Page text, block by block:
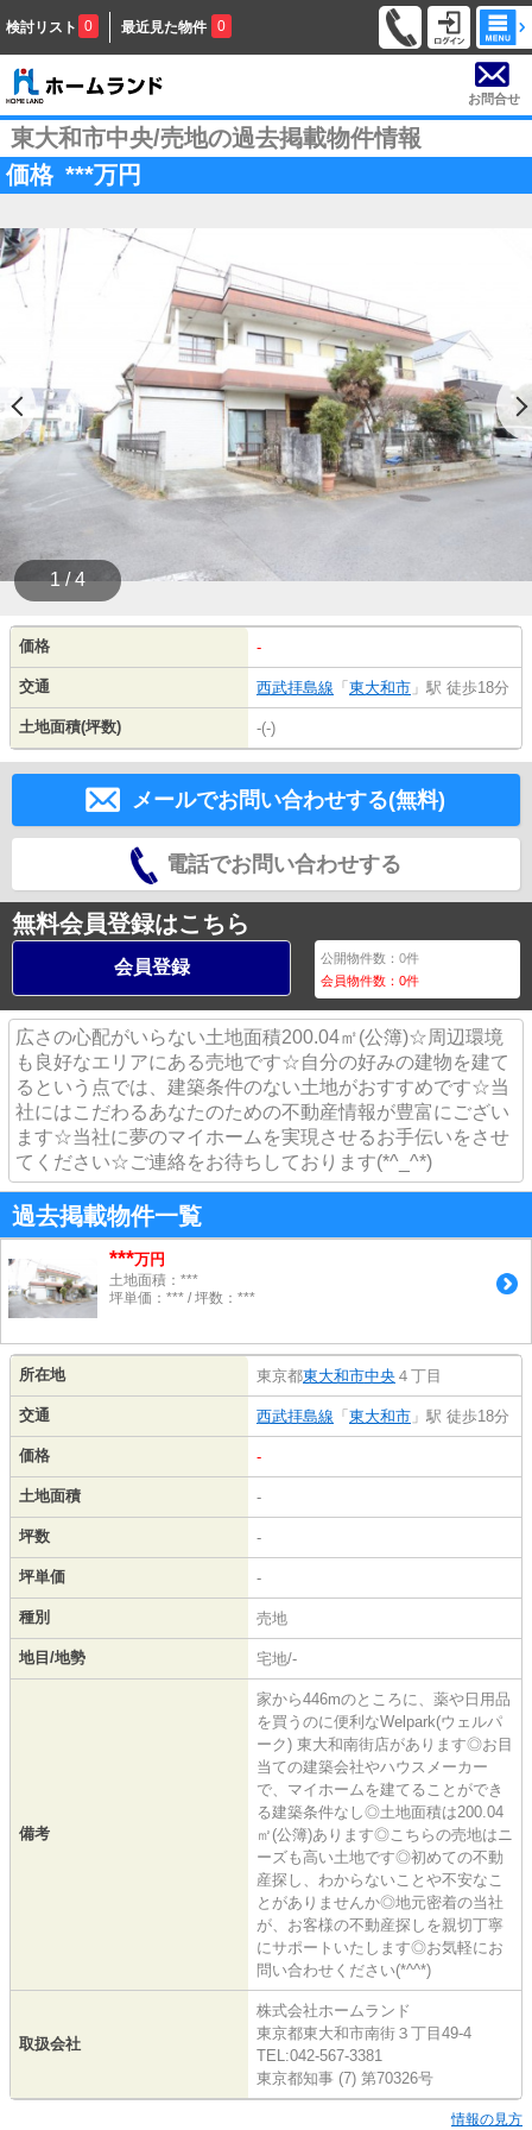
検討リスト 0 最近見た物件 0
お問合せ
東大和市中央/売地の過去掲載物件情報
価格 ***万円
1 / 4
価格 -
交通 西武拝島線 「 東大和市 」駅 徒歩18分
土地面積(坪数) -(-)
メールでお問い合わせする(無料)
電話でお問い合わせする
無料会員登録はこちら
会員登録 公開物件数：0件
会員物件数：0件
広さの心配がいらない土地面積200.04㎡(公簿)☆周辺環境
も良好なエリアにある売地です☆自分の好みの建物を建て
るという点では、建築条件のない土地がおすすめです☆当
社にはこだわるあなたのための不動産情報が豊富にござい
ます☆当社に夢のマイホームを実現させるお手伝いをさせ
てください☆ご連絡をお待ちしております(*^_^*)
過去掲載物件一覧
***万円
土地面積：***
坪単価：*** / 坪数：***
所在地 東京都東大和市中央 ４丁目
交通 西武拝島線 「 東大和市 」駅 徒歩18分
価格 -
土地面積 -
坪数 -
坪単価 -
種別 売地
地目/地勢 宅地/-
備考
家から446mのところに、薬や日用品
を買うのに便利なWelpark(ウェルパ
ーク) 東大和南街店があります◎お目
当ての建築会社やハウスメーカー
で、マイホームを建てることができ
る建築条件なし◎土地面積は200.04
㎡(公簿)あります◎こちらの売地はニ
ーズも高い土地です◎初めての不動
産探し、わからないことや不安なこ
とがありませんか◎地元密着の当社
が、お客様の不動産探しを親切丁寧
にサポートいたします◎お気軽にお
問い合わせください(*^^*)
取扱会社
株式会社ホームランド
東京都東大和市南街３丁目49-4
TEL:042-567-3381
東京都知事 (7) 第70326号
情報の見方